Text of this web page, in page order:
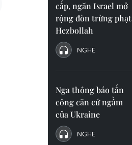
cấp, ngăn Israel mở
rộng đòn trừng phạt
Hezbollah
NGHE
Nga thông báo tấn
công căn cứ ngầm
của Ukraine
NGHE